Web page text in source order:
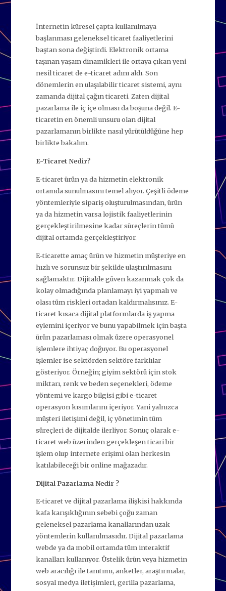
İnternetin küresel çapta kullanılmaya
başlanması geleneksel ticaret faaliyetlerini
baştan sona değiştirdi. Elektronik ortama
taşınan yaşam dinamikleri ile ortaya çıkan yeni
nesil ticaret de e-ticaret adını aldı. Son
dönemlerin en ulaşılabilir ticaret sistemi, aynı
zamanda dijital çağın ticareti. Zaten dijital
pazarlama ile iç içe olması da boşuna değil. E-
ticaretin en önemli unsuru olan dijital
pazarlamanın birlikte nasıl yürütüldüğüne hep
birlikte bakalım.
E-Ticaret Nedir?
E-ticaret ürün ya da hizmetin elektronik
ortamda sunulmasını temel alıyor. Çeşitli ödeme
yöntemleriyle sipariş oluşturulmasından, ürün
ya da hizmetin varsa lojistik faaliyetlerinin
gerçekleştirilmesine kadar süreçlerin tümü
dijital ortamda gerçekleştiriyor.
E-ticarette amaç ürün ve hizmetin müşteriye en
hızlı ve sorunsuz bir şekilde ulaştırılmasını
sağlamaktır. Dijitalde güven kazanmak çok da
kolay olmadığında planlamayı iyi yapmalı ve
olası tüm riskleri ortadan kaldırmalısınız. E-
ticaret kısaca dijital platformlarda iş yapma
eylemini içeriyor ve bunu yapabilmek için başta
ürün pazarlaması olmak üzere operasyonel
işlemlere ihtiyaç doğuyor. Bu operasyonel
işlemler ise sektörden sektöre farklılar
gösteriyor. Örneğin; giyim sektörü için stok
miktarı, renk ve beden seçenekleri, ödeme
yöntemi ve kargo bilgisi gibi e-ticaret
operasyon kısımlarını içeriyor. Yani yalnızca
müşteri iletişimi değil, iç yönetimin tüm
süreçleri de dijitalde ilerliyor. Sonuç olarak e-
ticaret web üzerinden gerçekleşen ticari bir
işlem olup internete erişimi olan herkesin
katılabileceği bir online mağazadır.
Dijital Pazarlama Nedir ?
E-ticaret ve dijital pazarlama ilişkisi hakkında
kafa karışıklığının sebebi çoğu zaman
geleneksel pazarlama kanallarından uzak
yöntemlerin kullanılmasıdır. Dijital pazarlama
webde ya da mobil ortamda tüm interaktif
kanalları kullanıyor. Üstelik ürün veya hizmetin
web aracılığı ile tanıtımı, anketler, araştırmalar,
sosyal medya iletişimleri, gerilla pazarlama,